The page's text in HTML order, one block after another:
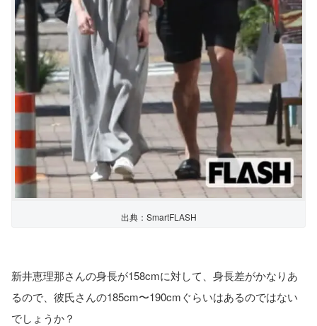
出典：SmartFLASH
新井恵理那さんの身長が158cmに対して、身長差がかなりあ
るので、彼氏さんの185cm〜190cmぐらいはあるのではない
でしょうか？